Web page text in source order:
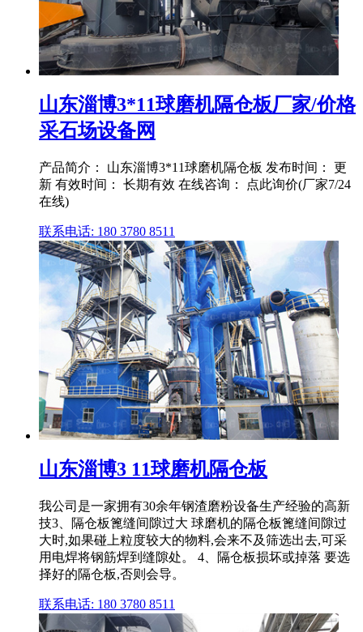
山东淄博3*11球磨机隔仓板厂家/价格
采石场设备网
产品简介： 山东淄博3*11球磨机隔仓板 发布时间： 更
新 有效时间： 长期有效 在线咨询： 点此询价(厂家7/24
在线)
联系电话: 180 3780 8511
山东淄博3 11球磨机隔仓板
我公司是一家拥有30余年钢渣磨粉设备生产经验的高新
技3、隔仓板篦缝间隙过大 球磨机的隔仓板篦缝间隙过
大时,如果碰上粒度较大的物料,会来不及筛选出去,可采
用电焊将钢筋焊到缝隙处。 4、隔仓板损坏或掉落 要选
择好的隔仓板,否则会导。
联系电话: 180 3780 8511